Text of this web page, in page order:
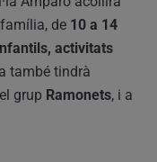
de 10 a 14
activitats
també tindrà
grup Ramonets, i a